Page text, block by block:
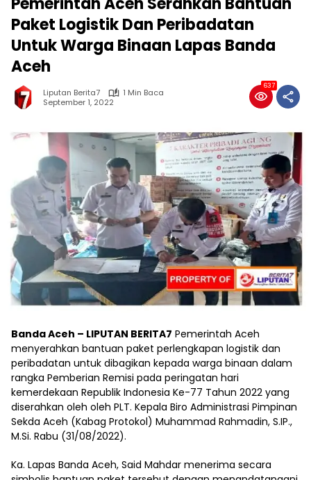
Paket Logistik Dan Peribadatan
Untuk Warga Binaan Lapas Banda
Aceh
Liputan Berita7
1 Min Baca
September 1, 2022
637
Banda Aceh – LIPUTAN BERITA7 Pemerintah Aceh
menyerahkan bantuan paket perlengkapan logistik dan
peribadatan untuk dibagikan kepada warga binaan dalam
rangka Pemberian Remisi pada peringatan hari
kemerdekaan Republik Indonesia Ke-77 Tahun 2022 yang
diserahkan oleh oleh PLT. Kepala Biro Administrasi Pimpinan
Sekda Aceh (Kabag Protokol) Muhammad Rahmadin, S.IP.,
M.Si. Rabu (31/08/2022).
Ka. Lapas Banda Aceh, Said Mahdar menerima secara